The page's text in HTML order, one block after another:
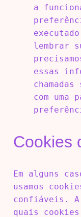
a
lembrar
essas
com uma
Cookies
Em alguns
usamos
confiáveis.
quais